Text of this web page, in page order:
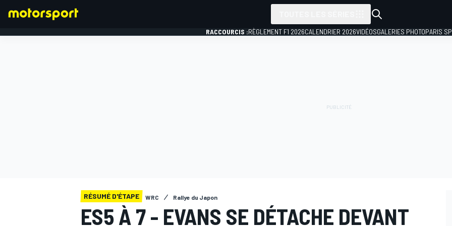
RACCOURCIS :RÈGLEMENT F1 2026CALENDRIER 2026VIDÉOSGALERIES PHOTOPARIS
RÉSUMÉ D'ÉTAPE WRC Rallye du Japon
ES5 À 7 - EVANS SE DÉTACHE DEVANT